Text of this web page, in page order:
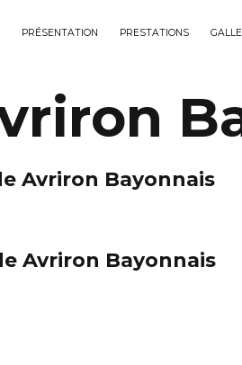
PRÉSENTATION PRESTATIONS
Avriron Bayonnais
Avriron Bayonnais